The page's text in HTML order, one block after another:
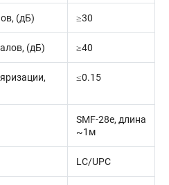
(дБ) ≥30
(дБ) ≥40
≤0.15
SMF-28e, длина
~1м
LC/UPC